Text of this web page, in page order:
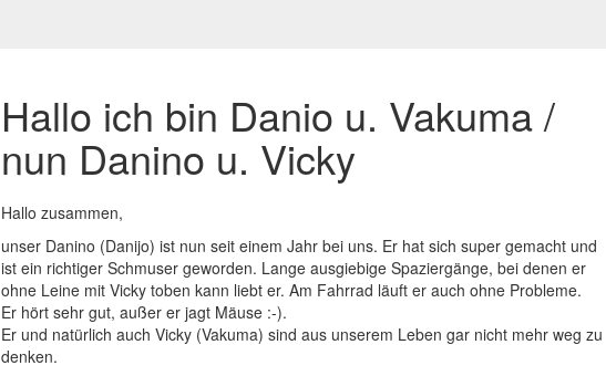
Hallo ich bin Danio u. Vakuma /
nun Danino u. Vicky
Hallo zusammen,
unser Danino (Danijo) ist nun seit einem Jahr bei uns. Er hat sich super gemacht und
ist ein richtiger Schmuser geworden. Lange ausgiebige Spaziergänge, bei denen er
ohne Leine mit Vicky toben kann liebt er. Am Fahrrad läuft er auch ohne Probleme.
Er hört sehr gut, außer er jagt Mäuse :-).
Er und natürlich auch Vicky (Vakuma) sind aus unserem Leben gar nicht mehr weg zu
denken.